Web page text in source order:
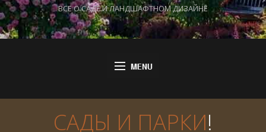
ВСЕ О САДЕ И ЛАНДШАФТНОМ ДИЗАЙНЕ
САДЫ И ПАРКИ!